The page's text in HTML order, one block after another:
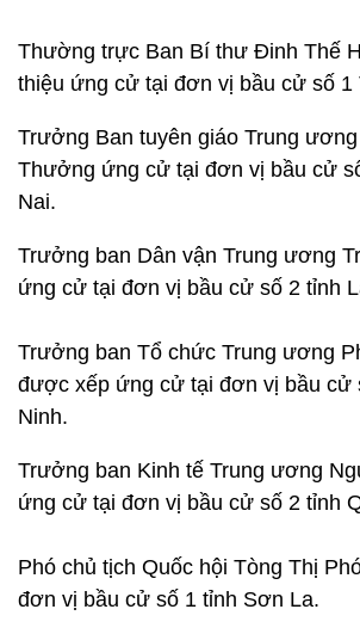
Thường trực Ban Bí thư Đinh Thế
thiệu ứng cử tại đơn vị bầu cử số 1
Trưởng Ban tuyên giáo Trung
Thưởng ứng cử tại đơn vị bầu cử
Nai.
Trưởng ban Dân vận Trung ương
ứng cử tại đơn vị bầu cử số 2 tỉnh
Trưởng ban Tổ chức Trung ương
được xếp ứng cử tại đơn vị bầu cử
Ninh.
Trưởng ban Kinh tế Trung ương
ứng cử tại đơn vị bầu cử số 2 tỉnh
Phó chủ tịch Quốc hội Tòng Thị
đơn vị bầu cử số 1 tỉnh Sơn La.